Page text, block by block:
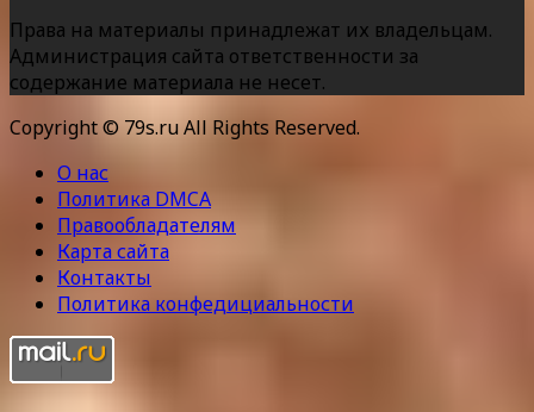
Права на материалы принадлежат их владельцам.
Администрация сайта ответственности за
содержание материала не несет.
Copyright © 79s.ru All Rights Reserved.
О нас
Политика DMCA
Правообладателям
Карта сайта
Контакты
Политика конфедициальности